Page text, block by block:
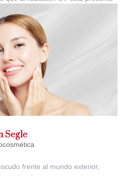
Segle
frente al mundo exterior,